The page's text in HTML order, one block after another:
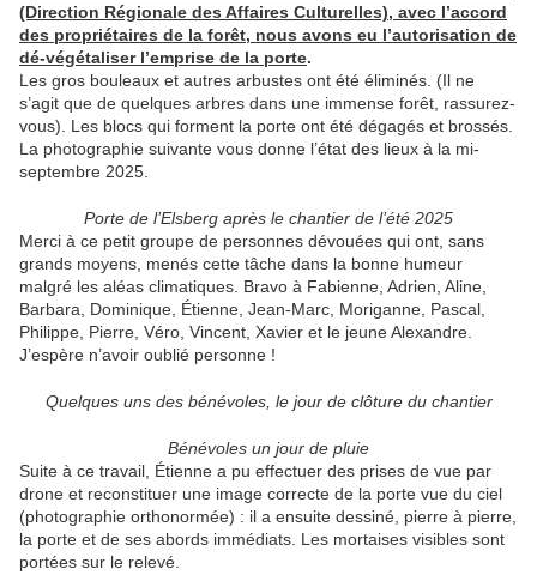
(Direction Régionale des Affaires Culturelles), avec l’accord
des propriétaires de la forêt, nous avons eu l’autorisation de
dé-végétaliser l’emprise de la porte.
Les gros bouleaux et autres arbustes ont été éliminés. (Il ne
s’agit que de quelques arbres dans une immense forêt, rassurez-
vous). Les blocs qui forment la porte ont été dégagés et brossés.
La photographie suivante vous donne l’état des lieux à la mi-
septembre 2025.
Porte de l’Elsberg après le chantier de l’été 2025
Merci à ce petit groupe de personnes dévouées qui ont, sans
grands moyens, menés cette tâche dans la bonne humeur
malgré les aléas climatiques. Bravo à Fabienne, Adrien, Aline,
Barbara, Dominique, Étienne, Jean-Marc, Moriganne, Pascal,
Philippe, Pierre, Véro, Vincent, Xavier et le jeune Alexandre.
J’espère n’avoir oublié personne !
Quelques uns des bénévoles, le jour de clôture du chantier
Bénévoles un jour de pluie
Suite à ce travail, Étienne a pu effectuer des prises de vue par
drone et reconstituer une image correcte de la porte vue du ciel
(photographie orthonormée) : il a ensuite dessiné, pierre à pierre,
la porte et de ses abords immédiats. Les mortaises visibles sont
portées sur le relevé.